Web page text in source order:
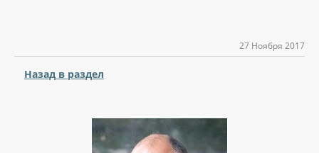
27 Ноября 2017
Назад в раздел